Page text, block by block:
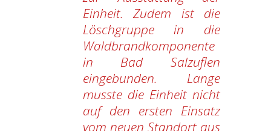
Einheit. Zudem ist die
Löschgruppe in die
Waldbrandkomponente
in Bad Salzuflen
eingebunden. Lange
musste die Einheit nicht
auf den ersten Einsatz
vom neuen Standort aus